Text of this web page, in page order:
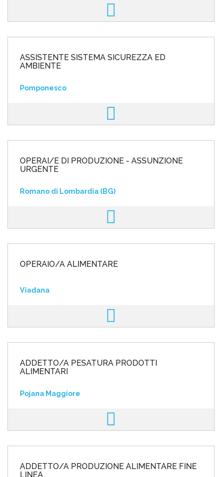
ASSISTENTE SISTEMA SICUREZZA ED
AMBIENTE
Pomponesco
OPERAI/E DI PRODUZIONE - ASSUNZIONE
URGENTE
Romano di Lombardia (BG)
OPERAIO/A ALIMENTARE
Viadana
ADDETTO/A PESATURA PRODOTTI
ALIMENTARI
Pojana Maggiore
ADDETTO/A PRODUZIONE ALIMENTARE FINE
LINEA